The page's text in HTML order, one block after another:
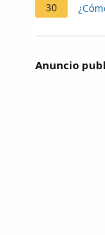
30
Anuncio